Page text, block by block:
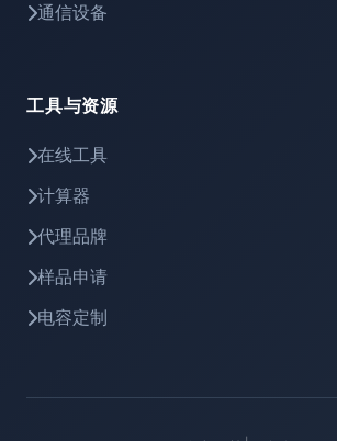
通信设备
工具与资源
在线工具
计算器
代理品牌
样品申请
电容定制